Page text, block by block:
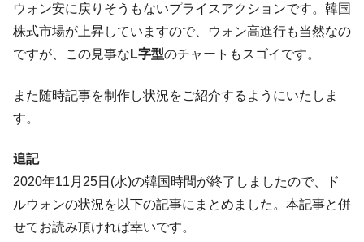
韓国政府「ニセＫ-ブランドを通報しようキ
ャンペーン」⇒ あの名物教授も登場！
『Money1』
韓国「橋が落ちました」⇒ 耐久性「なさす
営業利益80.2％も減少
『Money1』
する差別。許してはおかぬ
韓国ボンクラ政策室長･金容範、株価暴落に
他人事のような発言。
ウォン安に戻りそうもないプライスアクションです。韓国
株式市場が上昇していますので、ウォン高進行も当然なの
ですが、この見事な L字型のチャートもスゴイです。
また随時記事を制作し状況をご紹介するようにいたしま
す。
追記
2020年11月25日(水)の韓国時間が終了しましたので、ド
ルウォンの状況を以下の記事にまとめました。本記事と併
せてお読み頂ければ幸いです。